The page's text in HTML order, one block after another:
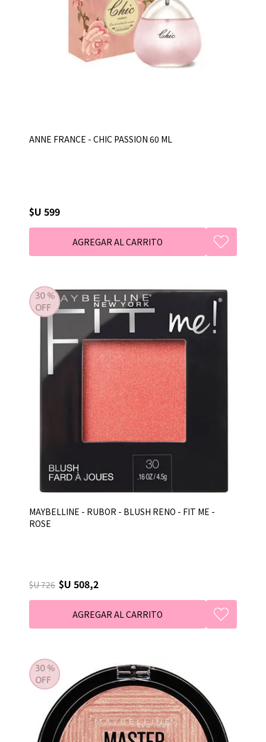
ANNE FRANCE - CHIC PASSION 60 ML
$U 599
MAYBELLINE - RUBOR - BLUSH RENO - FIT ME -
ROSE
$U 726 $U 508,2